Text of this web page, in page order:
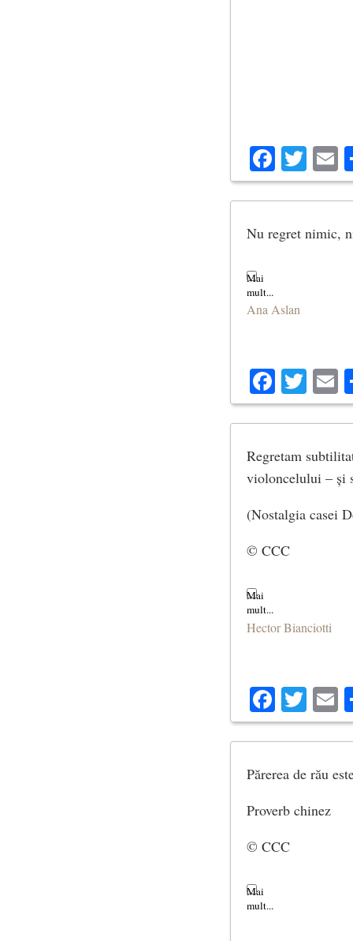
Nu regret nimic,
Ana Aslan
Regretam
violoncelului – și
(Nostalgia casei
© CCC
Hector Bianciotti
Părerea de rău
Proverb chinez
© CCC